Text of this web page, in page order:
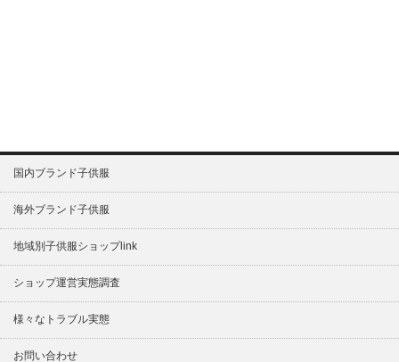
国内ブランド子供服
海外ブランド子供服
地域別子供服ショップlink
ショップ運営実態調査
様々なトラブル実態
お問い合わせ